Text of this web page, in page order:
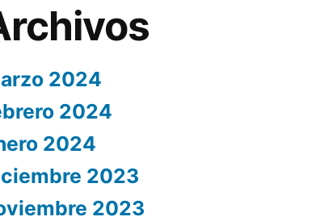
2024
2024
2024
2023
2023